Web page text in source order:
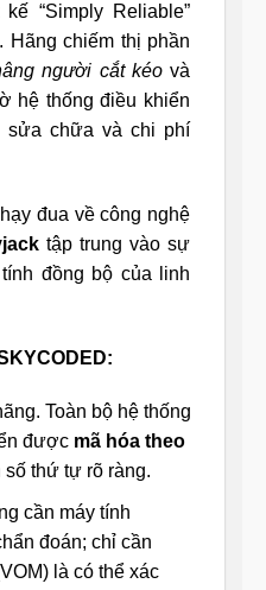
“Simply Reliable”
chiếm thị phần
người cắt kéovà
hệ thống điều khiển
sửa chữa và chi phí
đua về công nghệ
tập trung vào sự
đồng bộ của linh
Toàn bộ hệ thống
được mã hóa theo
thứ tự rõ ràng.
cần máy tính
đoán; chỉ cần
là có thể xác